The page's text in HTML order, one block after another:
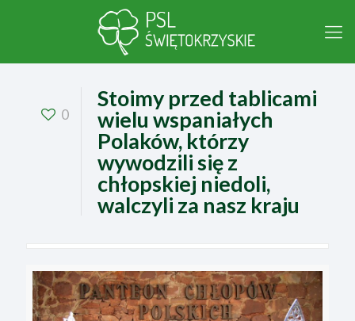
0
Stoimy przed tablicami
wielu wspaniałych
Polaków, którzy
wywodzili się z
chłopskiej niedoli,
walczyli za nasz kraju